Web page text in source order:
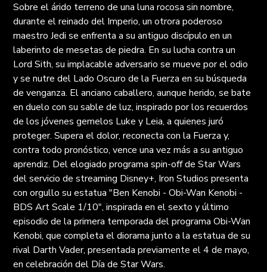
Sobre el árido terreno de una luna rocosa sin nombre,
durante el reinado del Imperio, un otrora poderoso
maestro Jedi se enfrenta a su antiguo discípulo en un
laberinto de mesetas de piedra. En su lucha contra un
Lord Sith, su implacable adversario se mueve por el odio
y se nutre del Lado Oscuro de la Fuerza en su búsqueda
de venganza. El anciano caballero, aunque herido, se bate
en duelo con su sable de luz, inspirado por los recuerdos
de los jóvenes gemelos Luke y Leia, a quienes juró
proteger. Supera el dolor, reconecta con la Fuerza y,
contra todo pronóstico, vence una vez más a su antiguo
aprendiz. Del elogiado programa spin-off de Star Wars
del servicio de streaming Disney+, Iron Studios presenta
con orgullo su estatua "Ben Kenobi - Obi-Wan Kenobi -
BDS Art Scale 1/10", inspirada en el sexto y último
episodio de la primera temporada del programa Obi-Wan
Kenobi, que completa el diorama junto a la estatua de su
rival Darth Vader, presentada previamente el 4 de mayo,
en celebración del Día de Star Wars.